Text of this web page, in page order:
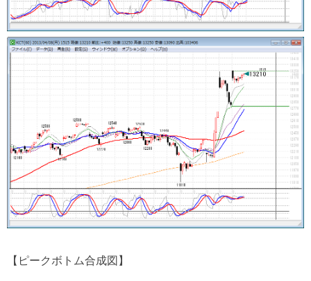
【ピークボトム合成図】